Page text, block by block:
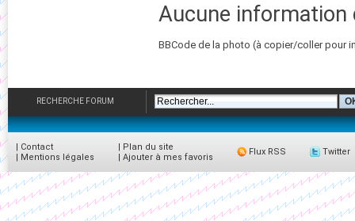
Aucune information
BBCode de la photo (à copier/coller pour
RECHERCHE FORUM
| Contact
| Mentions légales
| Plan du site
| Ajouter à mes favoris
Flux RSS Twitter